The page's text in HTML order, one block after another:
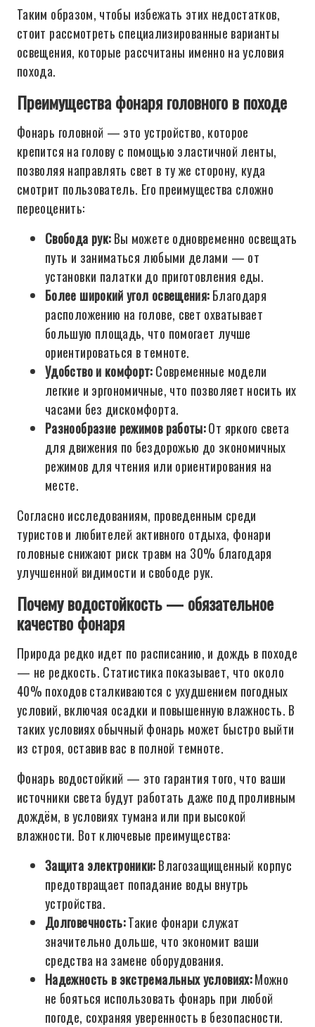
Таким образом, чтобы избежать этих недостатков,
стоит рассмотреть специализированные варианты
освещения, которые рассчитаны именно на условия
похода.
Преимущества фонаря головного в походе
Фонарь головной — это устройство, которое
крепится на голову с помощью эластичной ленты,
позволяя направлять свет в ту же сторону, куда
смотрит пользователь. Его преимущества сложно
переоценить:
Свобода рук:Вы можете одновременно освещать
путь и заниматься любыми делами — от
установки палатки до приготовления еды.
Более широкий угол освещения:Благодаря
расположению на голове, свет охватывает
большую площадь, что помогает лучше
ориентироваться в темноте.
Удобство и комфорт:Современные модели
легкие и эргономичные, что позволяет носить их
часами без дискомфорта.
Разнообразие режимов работы:От яркого света
для движения по бездорожью до экономичных
режимов для чтения или ориентирования на
месте.
Согласно исследованиям, проведенным среди
туристов и любителей активного отдыха, фонари
головные снижают риск травм на 30% благодаря
улучшенной видимости и свободе рук.
Почему водостойкость — обязательное
качество фонаря
Природа редко идет по расписанию, и дождь в походе
— не редкость. Статистика показывает, что около
40% походов сталкиваются с ухудшением погодных
условий, включая осадки и повышенную влажность. В
таких условиях обычный фонарь может быстро выйти
из строя, оставив вас в полной темноте.
Фонарь водостойкий — это гарантия того, что ваши
источники света будут работать даже под проливным
дождём, в условиях тумана или при высокой
влажности. Вот ключевые преимущества:
Защита электроники:Влагозащищенный корпус
предотвращает попадание воды внутрь
устройства.
Долговечность:Такие фонари служат
значительно дольше, что экономит ваши
средства на замене оборудования.
Надежность в экстремальных условиях:Можно
не бояться использовать фонарь при любой
погоде, сохраняя уверенность в безопасности.